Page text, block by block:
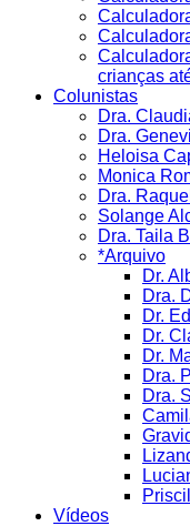
crianças
Colunistas
Dra.
Dra.
Heloisa
Monica
Dra.
Solange
Dra. Taila
*Arquivo
Dr.
Dra.
Dr.
Dr.
Dr.
Dra.
Dra.
Vídeos